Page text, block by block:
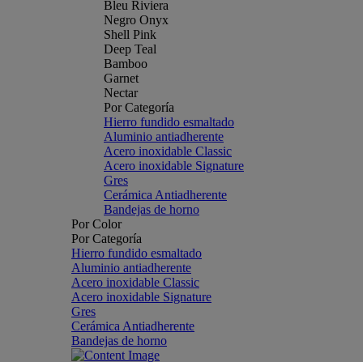
Bleu Riviera
Negro Onyx
Shell Pink
Deep Teal
Bamboo
Garnet
Nectar
Por Categoría
Hierro fundido esmaltado
Aluminio antiadherente
Acero inoxidable Classic
Acero inoxidable Signature
Gres
Cerámica Antiadherente
Bandejas de horno
Por Color
Por Categoría
Hierro fundido esmaltado
Aluminio antiadherente
Acero inoxidable Classic
Acero inoxidable Signature
Gres
Cerámica Antiadherente
Bandejas de horno